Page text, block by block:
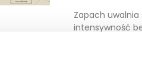
Zapach
intensywność
Zestaw